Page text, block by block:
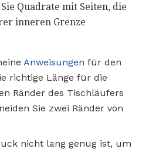
Quadrate mit Seiten, die
inneren Grenze
Anweisungen für den
richtige Länge für die
Ränder des Tischläufers
Sie zwei Ränder von
nicht lang genug ist, um